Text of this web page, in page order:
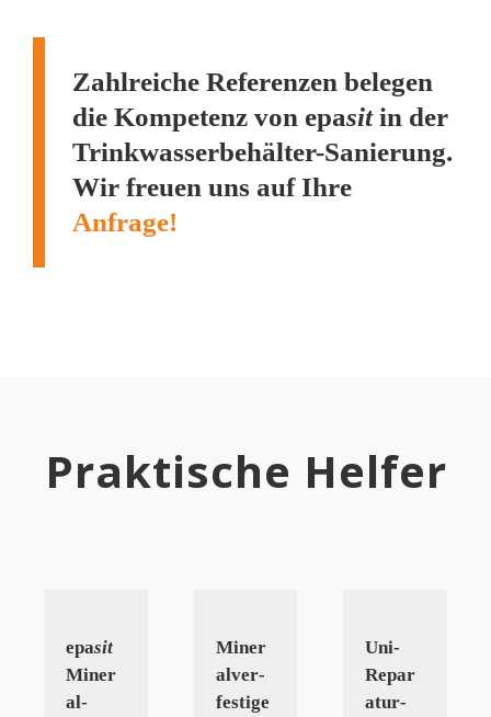
Zahlreiche Referenzen belegen
die Kompetenz von epasitin der
Trinkwasserbehälter-Sanierung.
Wir freuen uns auf Ihre
Anfrage!
Praktische Helfer
epasit
Miner
al­
Miner
al­ver­
festige
Uni-
Repar
atur­